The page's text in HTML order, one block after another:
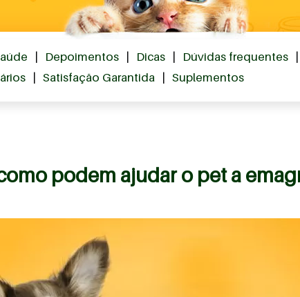
Depoimentos Dicas Dúvidas frequentes
Satisfação Garantida Suplementos
podem ajudar o pet a